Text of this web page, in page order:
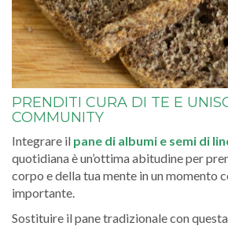
PRENDITI CURA DI TE E
COMMUNITY
Integrare il pane di albumi e semi di
quotidiana è un’ottima abitudine per
corpo e della tua mente in un momento
importante.
Sostituire il pane tradizionale con